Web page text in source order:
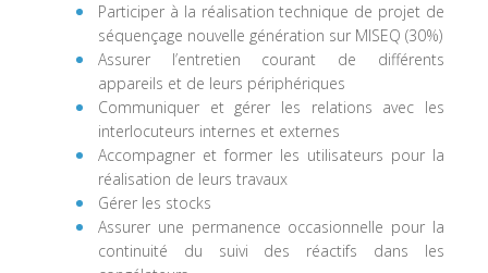
Participer à la réalisation technique de projet de
séquençage nouvelle génération sur MISEQ (30%)
Assurer l’entretien courant de différents
appareils et de leurs périphériques
Communiquer et gérer les relations avec les
interlocuteurs internes et externes
Accompagner et former les utilisateurs pour la
réalisation de leurs travaux
Gérer les stocks
Assurer une permanence occasionnelle pour la
continuité du suivi des réactifs dans les